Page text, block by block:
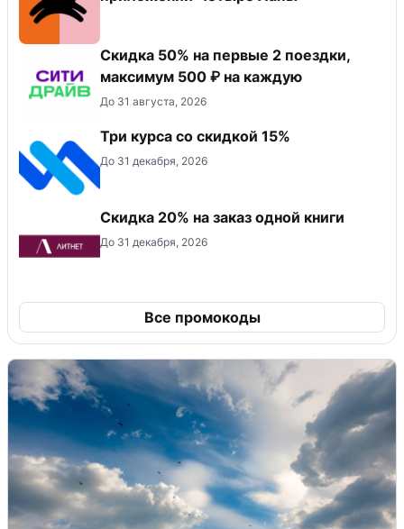
Скидка 50% на первые 2 поездки,
максимум 500 ₽ на каждую
До 31 августа, 2026
Три курса со скидкой 15%
До 31 декабря, 2026
Скидка 20% на заказ одной книги
До 31 декабря, 2026
Все промокоды